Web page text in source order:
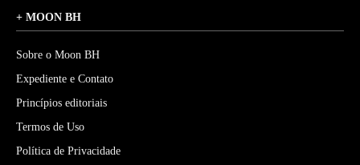
+ MOON BH
Sobre o Moon BH
Expediente e Contato
Princípios editoriais
Termos de Uso
Política de Privacidade